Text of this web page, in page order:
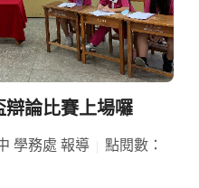
辯論比賽上場囉
學務處 報導
點閱數：